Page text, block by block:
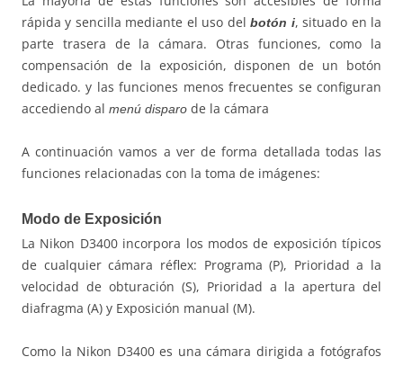
rápida y sencilla mediante el uso delbotón i, situado en la
parte trasera de la cámara. Otras funciones, como la
compensación de la exposición, disponen de un botón
dedicado. y las funciones menos frecuentes se configuran
accediendo al menú disparo de la cámara
A continuación vamos a ver de forma detallada todas las
funciones relacionadas con la toma de imágenes:
Modo de Exposición
La Nikon D3400 incorpora los modos de exposición típicos
de cualquier cámara réflex: Programa (P), Prioridad a la
velocidad de obturación (S), Prioridad a la apertura del
diafragma (A) y Exposición manual (M).
Como la Nikon D3400 es una cámara dirigida a fotógrafos